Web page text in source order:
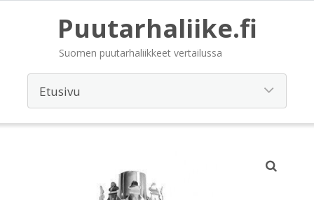
Puutarhaliike.fi
Suomen puutarhaliikkeet vertailussa